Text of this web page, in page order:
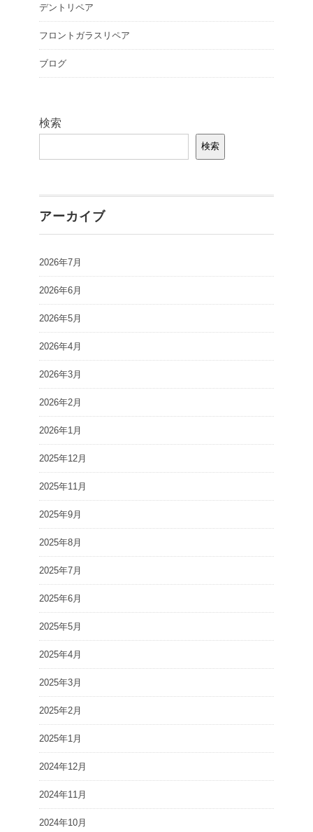
デントリペア
フロントガラスリペア
ブログ
検索
検索
アーカイブ
2026年7月
2026年6月
2026年5月
2026年4月
2026年3月
2026年2月
2026年1月
2025年12月
2025年11月
2025年9月
2025年8月
2025年7月
2025年6月
2025年5月
2025年4月
2025年3月
2025年2月
2025年1月
2024年12月
2024年11月
2024年10月